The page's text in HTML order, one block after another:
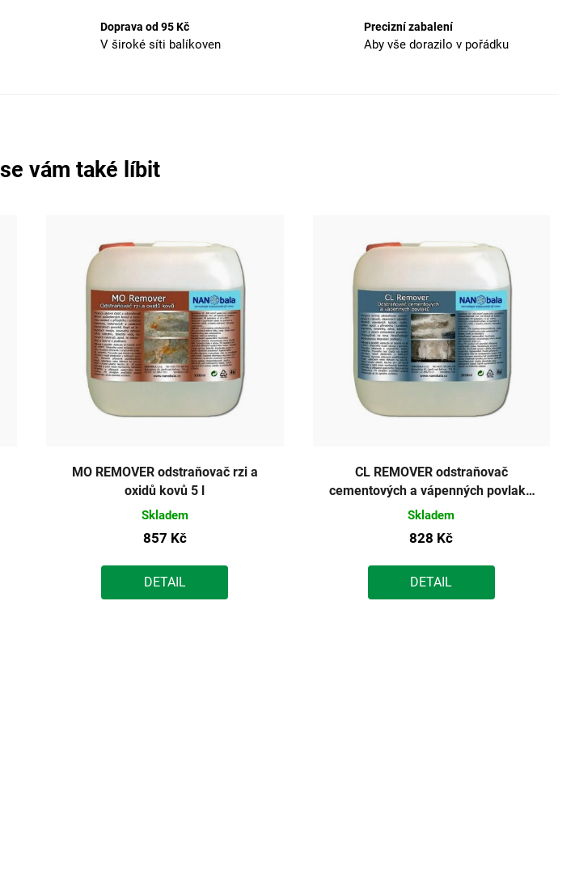
Doprava od 95 Kč
V široké síti balíkoven
Precizní zabalení
Aby vše dorazilo v pořádku
vám také líbit
MO REMOVER odstraňovač rzi a
oxidů kovů 5 l
Skladem
857 Kč
DETAIL
CL REMOVER odstraňovač
cementových a vápenných povlaků
5 l
Skladem
828 Kč
DETAIL